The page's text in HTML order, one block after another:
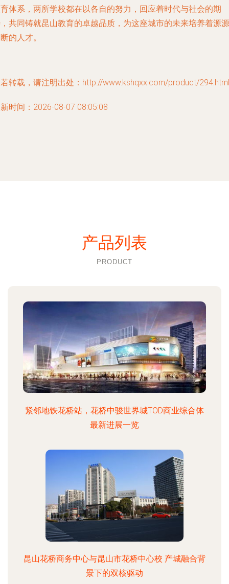
体系，两所学校都在以各自的努力，回应着时代与社会的期
共同铸就昆山教育的卓越品质，为这座城市的未来培养着源源
的人才。
转载，请注明出处：http://www.kshqxx.com/product/294.html
时间：2026-08-07 08:05:08
产品列表
PRODUCT
紧邻地铁花桥站，花桥中骏世界城TOD商业综合体
最新进展一览
昆山花桥商务中心与昆山市花桥中心校 产城融合背
景下的双核驱动